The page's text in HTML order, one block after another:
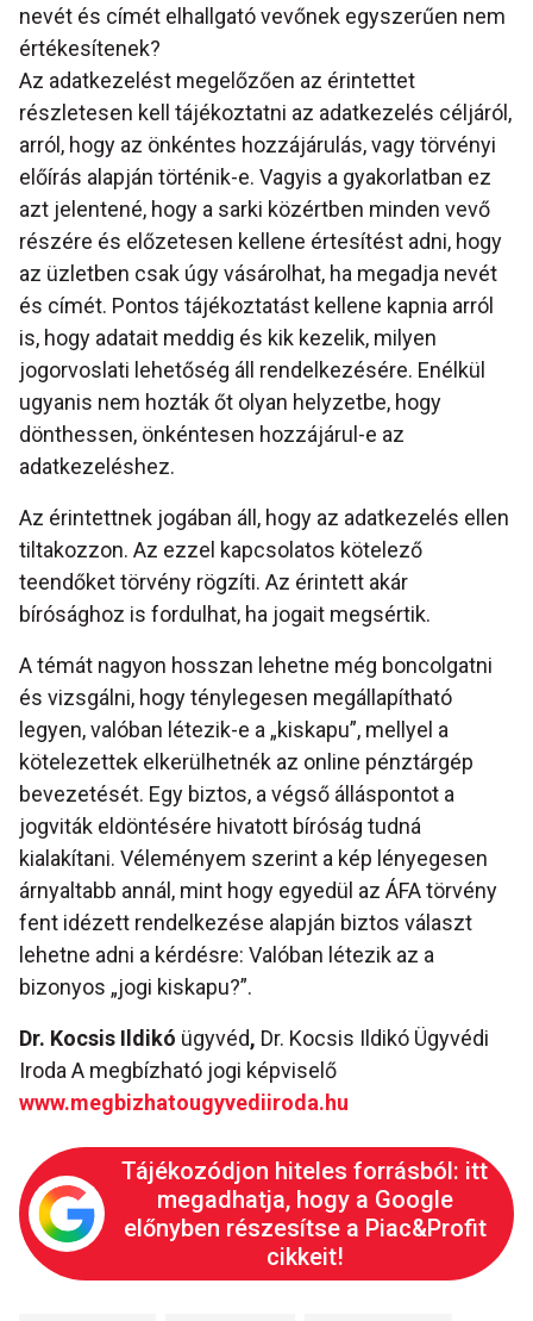
nevét és címét elhallgató vevőnek egyszerűen nem
értékesítenek?
Az adatkezelést megelőzően az érintettet
részletesen kell tájékoztatni az adatkezelés céljáról,
arról, hogy az önkéntes hozzájárulás, vagy törvényi
előírás alapján történik-e. Vagyis a gyakorlatban ez
azt jelentené, hogy a sarki közértben minden vevő
részére és előzetesen kellene értesítést adni, hogy
az üzletben csak úgy vásárolhat, ha megadja nevét
és címét. Pontos tájékoztatást kellene kapnia arról
is, hogy adatait meddig és kik kezelik, milyen
jogorvoslati lehetőség áll rendelkezésére. Enélkül
ugyanis nem hozták őt olyan helyzetbe, hogy
dönthessen, önkéntesen hozzájárul-e az
adatkezeléshez.
Az érintettnek jogában áll, hogy az adatkezelés ellen
tiltakozzon. Az ezzel kapcsolatos kötelező
teendőket törvény rögzíti. Az érintett akár
bírósághoz is fordulhat, ha jogait megsértik.
A témát nagyon hosszan lehetne még boncolgatni
és vizsgálni, hogy ténylegesen megállapítható
legyen, valóban létezik-e a „kiskapu”, mellyel a
kötelezettek elkerülhetnék az online pénztárgép
bevezetését. Egy biztos, a végső álláspontot a
jogviták eldöntésére hivatott bíróság tudná
kialakítani. Véleményem szerint a kép lényegesen
árnyaltabb annál, mint hogy egyedül az ÁFA törvény
fent idézett rendelkezése alapján biztos választ
lehetne adni a kérdésre: Valóban létezik az a
bizonyos „jogi kiskapu?”.
Dr. Kocsis Ildikó ügyvéd, Dr. Kocsis Ildikó Ügyvédi
Iroda A megbízható jogi képviselő
www.megbizhatougyvediiroda.hu
Tájékozódjon hiteles forrásból: itt
megadhatja, hogy a Google
előnyben részesítse a Piac&Profit
cikkeit!